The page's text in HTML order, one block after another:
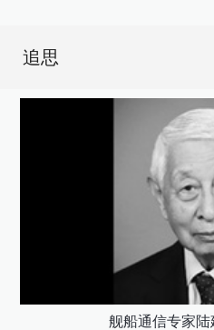
追思
舰船通信专家